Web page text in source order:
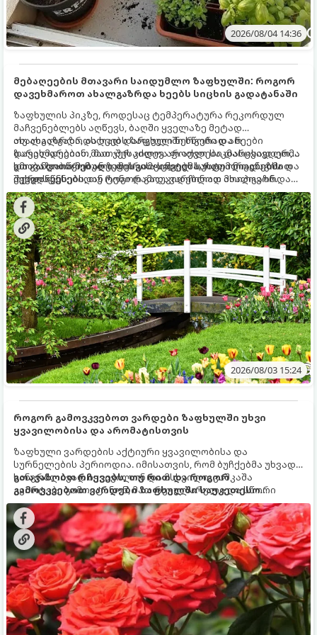
2026/08/04 14:36
მებაღეების მთავარი საიდუმლო ზაფხულში: როგორ
დავეხმაროთ ახალგაზრდა ხეებს სიცხის გადატანაში
ზაფხულის პიკზე, როდესაც ტემპერატურა რეკორდულ
მაჩვენებლებს აღწევს, ბაღში ყველაზე მეტად
ახალგაზრდა, ახლად დარგული ნერგები და ხეები
ზარალდებიან. მათ ჯერ კიდევ არ აქვთ საკმარისად ღრმა
და განვითარებული ფესვთა სისტემა, რათა ნიადაგის
ქვედა ფენებიდან ტენი დამოუკიდებლად მოიპოვონ.
თუ ახალგაზრდა ხეებს ზაფხულში სწორად არ
დავეხმარებით, მათ შესაძლოა ფოთლები დასცვივდეთ,
ხმობა დაიწყონ ან ზამთრის ყინვებს სუსტი ორგანიზმით
შეხვდნენ.
გთავაზობთ მებაღეების გამოცდილ საიდუმლოებებსა და
ოქროს წესებს, თუ როგორ გადავარჩინოთ ახალგაზრდა
ხეები ზაფხულის სიცხეში:
2026/08/03 15:24
როგორ გამოვკვებოთ ვარდები ზაფხულში უხვი
ყვავილობისა და არომატისთვის
ზაფხული ვარდების აქტიური ყვავილობისა და
სურნელების პერიოდია. იმისათვის, რომ ბუჩქებმა უხვად,
ხანგრძლივად იყვავილონ და მსხვილი, კაშკაშა
კვირტები გამოიტანონ, მათ რეგულარული და სწორი
გამოკვება სჭირდებათ. ზაფხულის პერიოდში მცენარის
მოთხოვნილებები იცვლება, ამიტომ მნიშვნელოვანია
ვიცოდეთ, რომელი სასუქები გამოიყენება ამ დროს.
გთავაზობთ რჩევებს, თუ რით და როგორ
გამოვკვებოთ ვარდები ზაფხულში საუკეთესო
შედეგის მისაღწევად: